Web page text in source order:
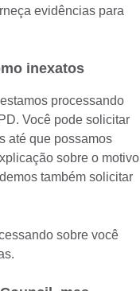
evidências para
inexatos
processando
Você pode solicitar
até que possamos
sobre o motivo
também solicitar
sobre você